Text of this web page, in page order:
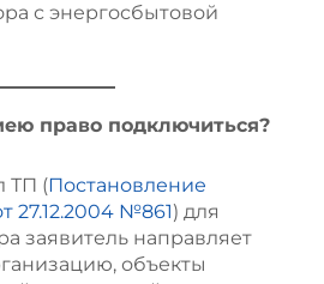
с энергосбытовой
право подключиться?
ТП (Постановление
27.12.2004 №861) для
заявитель направляет
объекты